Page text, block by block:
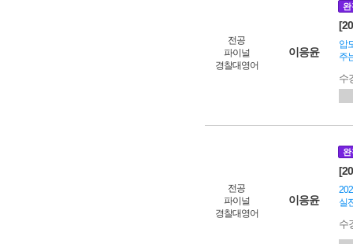
전공
파이널
경찰대영어
이응윤
완
압
주
수
전공
파이널
경찰대영어
이응윤
완
실
수